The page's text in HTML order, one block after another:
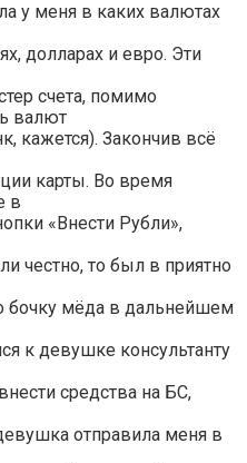
у меня в каких валютах
долларах и евро. Эти
счета, помимо
валют
кажется). Закончив всё
карты. Во время
в
«Внести Рубли»,
честно, то был в приятно
бочку мёда в дальнейшем
к девушке консультанту
средства на БС,
отправила меня в